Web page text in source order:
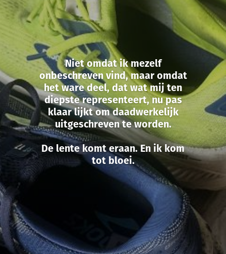
Niet omdat ik mezelf
onbeschreven vind, maar omdat
het ware deel, dat wat mij ten
diepste representeert, nu pas
klaar lijkt om daadwerkelijk
uitgeschreven te worden.
De lente komt eraan. En ik kom
tot bloei.